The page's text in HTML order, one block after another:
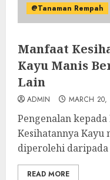
@Tanaman Rempah
Manfaat
Kayu Manis
Lain
ADMIN MARCH 20,
Pengenalan
Kesihatannya Kayu
diperolehi daripada
READ MORE